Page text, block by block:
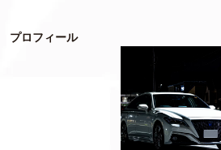
プロフィール